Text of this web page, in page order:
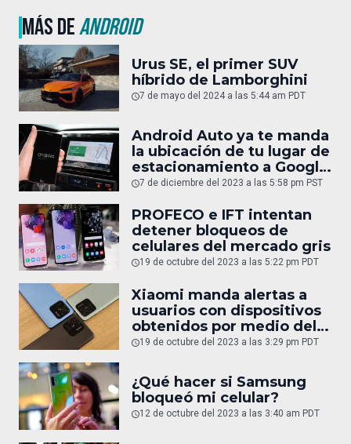
MÁS DEANDROID
Urus SE, el primer SUV
híbrido de Lamborghini
7 de mayo del 2024 a las 5:44 am PDT
Android Auto ya te manda
la ubicación de tu lugar de
estacionamiento a Google
Maps
7 de diciembre del 2023 a las 5:58 pm PST
PROFECO e IFT intentan
detener bloqueos de
celulares del mercado gris
19 de octubre del 2023 a las 5:22 pm PDT
Xiaomi manda alertas a
usuarios con dispositivos
obtenidos por medio del
mercado gris
19 de octubre del 2023 a las 3:29 pm PDT
¿Qué hacer si Samsung
bloqueó mi celular?
12 de octubre del 2023 a las 3:40 am PDT